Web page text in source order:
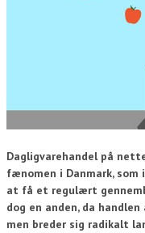
Dagligvarehandel på
fænomen i Danmark,
at få et regulært
dog en anden, da
men breder sig radikalt